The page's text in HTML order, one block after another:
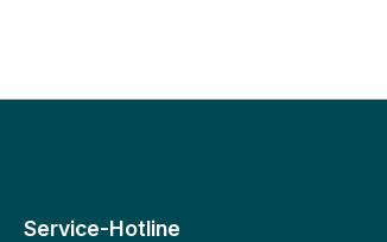
Service-Hotline